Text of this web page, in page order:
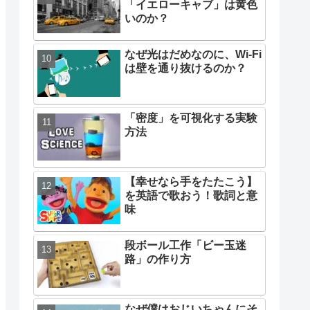
「イエローキャブ」は黄色
いのか？
なぜ光はだめなのに、Wi-Fi
は壁を通り抜けるのか？
「密度」を可視化する実験
方法
【幸せなら手をたたこう】
を英語で歌おう！歌詞と意
味
段ボール工作「ビー玉迷
路」の作り方